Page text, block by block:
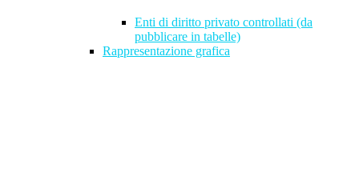
Enti di diritto privato controllati (da
pubblicare in tabelle)
Rappresentazione grafica